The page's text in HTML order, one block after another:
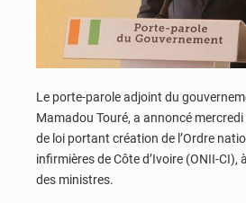
Le porte-parole adjoint du
Mamadou Touré, a annoncé mercredi
de loi portant création de l’Ordre
infirmières de Côte d’Ivoire (ONII-CI),
des ministres.